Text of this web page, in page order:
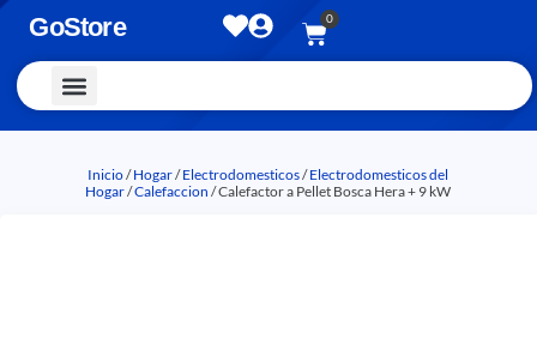
GoStore 0
Inicio/Hogar/Electrodomesticos/Electrodomesticos del
Hogar/Calefaccion / Calefactor a Pellet Bosca Hera + 9 kW